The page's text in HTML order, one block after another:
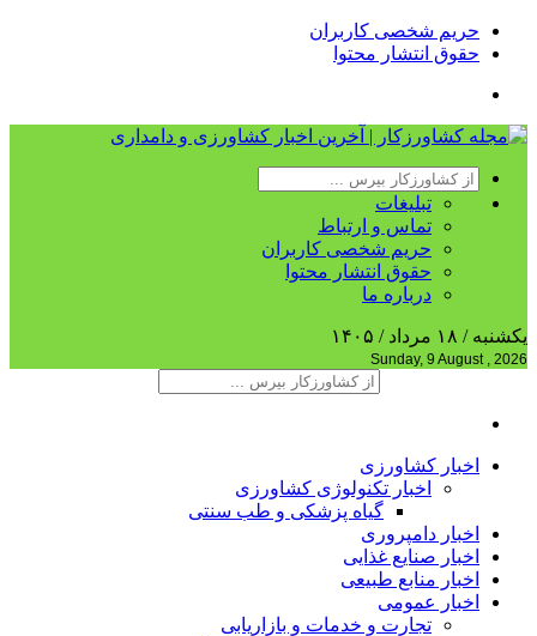
حریم شخصی کاربران
حقوق انتشار محتوا
تبلیغات
تماس و ارتباط
حریم شخصی کاربران
حقوق انتشار محتوا
درباره ما
یکشنبه / ۱۸ مرداد / ۱۴۰۵
Sunday, 9 August , 2026
اخبار کشاورزی
اخبار تکنولوژی کشاورزی
گیاه پزشکی و طب سنتی
اخبار دامپروری
اخبار صنایع غذایی
اخبار منابع طبیعی
اخبار عمومی
تجارت و خدمات و بازاریابی